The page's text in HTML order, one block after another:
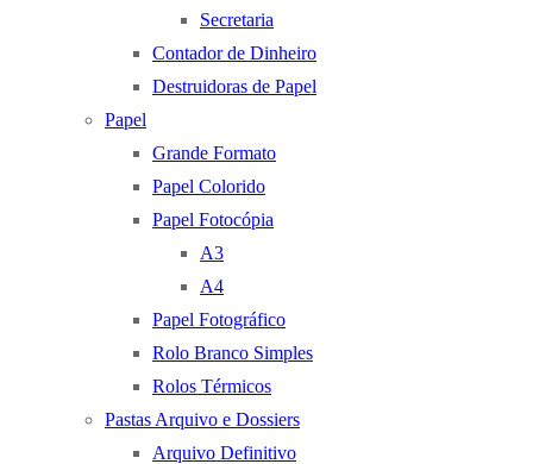
Secretaria
Contador de Dinheiro
Destruidoras de Papel
Papel
Grande Formato
Papel Colorido
Papel Fotocópia
A3
A4
Papel Fotográfico
Rolo Branco Simples
Rolos Térmicos
Pastas Arquivo e Dossiers
Arquivo Definitivo